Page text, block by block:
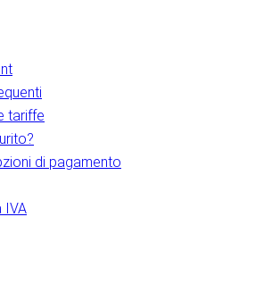
tariffe
di pagamento
IVA